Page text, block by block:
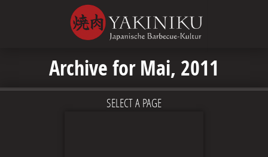
SELECT A PAGE
Archive for Mai, 2011